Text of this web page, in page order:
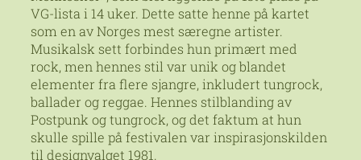
VG-lista i 14 uker. Dette satte henne på kartet
som en av Norges mest særegne artister.
Musikalsk sett forbindes hun primært med
rock, men hennes stil var unik og blandet
elementer fra flere sjangre, inkludert tungrock,
ballader og reggae. Hennes stilblanding av
Postpunk og tungrock, og det faktum at hun
skulle spille på festivalen var inspirasjonskilden
til designvalget 1981.